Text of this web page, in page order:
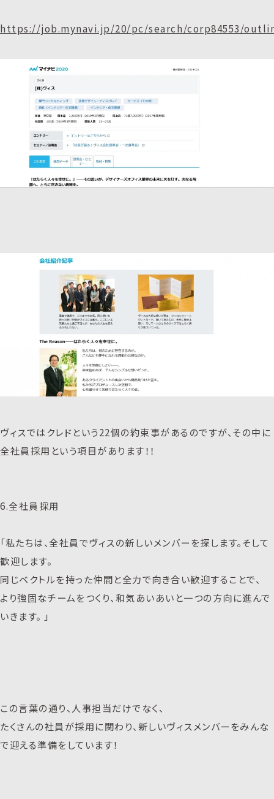
https://job.mynavi.jp/20/pc/search/corp84553/
ヴィスではクレドという22個の約束事があるのですが、その中に
全社員採用という項目があります！！
6.全社員採用
「私たちは、全社員でヴィスの新しいメンバーを探します。そして
歓迎します。
同じベクトルを持った仲間と全力で向き合い歓迎することで、
より強固なチームをつくり、和気あいあいと一つの方向に進んで
いきます。 」
この言葉の通り、人事担当だけでなく、
たくさんの社員が採用に関わり、新しいヴィスメンバーをみんな
で迎える準備をしています！